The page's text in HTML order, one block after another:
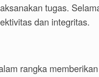
tugas.
dan integritas.
rangka memberikan